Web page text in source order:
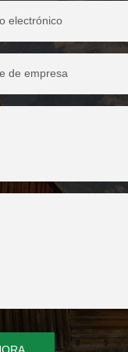
electrónico
de empresa